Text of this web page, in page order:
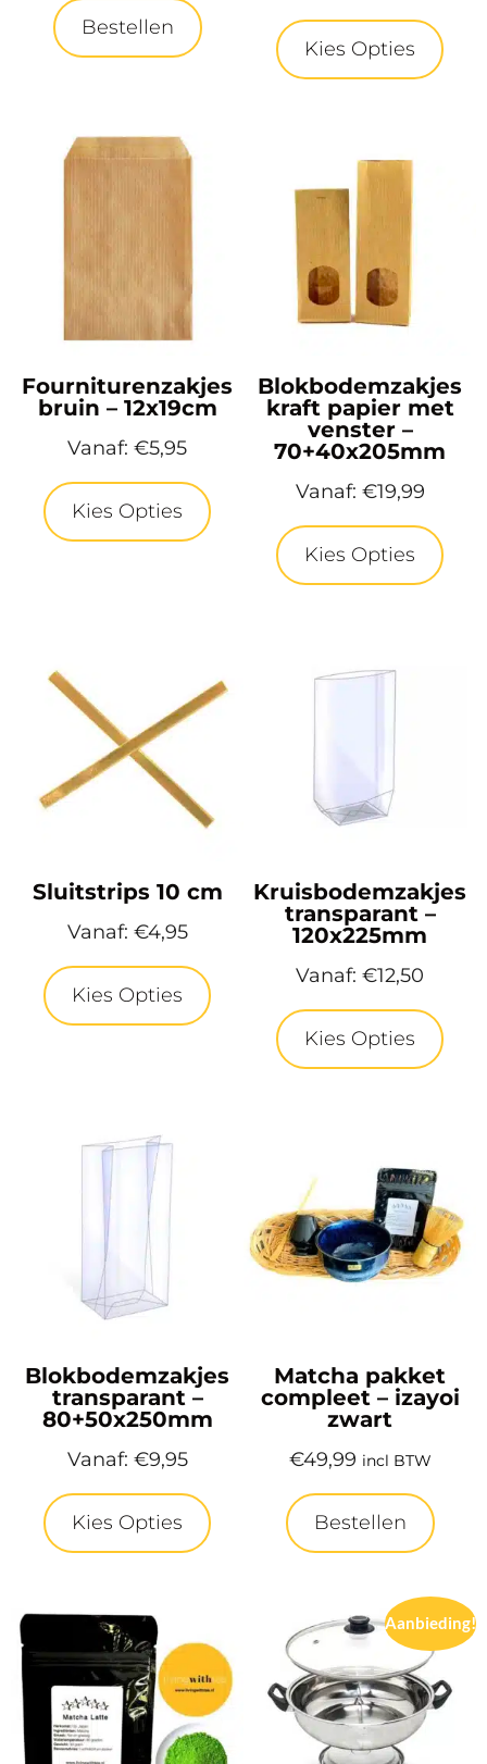
Bestellen
Kies Opties
Fourniturenzakjes
bruin – 12x19cm
Vanaf: €5,95
Kies Opties
Blokbodemzakjes
kraft papier met
venster –
70+40x205mm
Vanaf: €19,99
Kies Opties
Sluitstrips 10 cm
Vanaf: €4,95
Kies Opties
Kruisbodemzakjes
transparant –
120x225mm
Vanaf: €12,50
Kies Opties
Blokbodemzakjes
transparant –
80+50x250mm
Vanaf: €9,95
Kies Opties
Matcha pakket
compleet – izayoi
zwart
€49,99 incl BTW
Bestellen
Aanbieding!